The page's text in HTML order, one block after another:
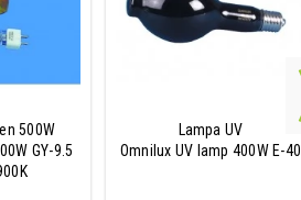
500W
GY-9.5
Lampa UV
Omnilux UV lamp 400W E-40